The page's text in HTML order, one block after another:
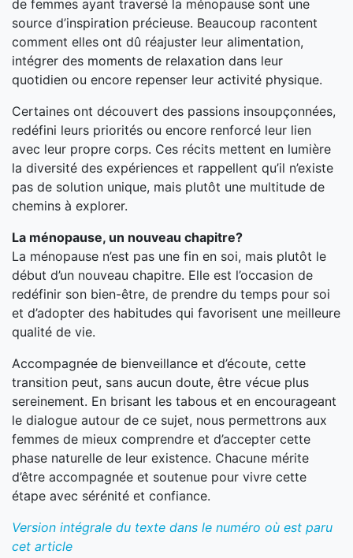
de femmes ayant traversé la ménopause sont une
source d’inspiration précieuse. Beaucoup racontent
comment elles ont dû réajuster leur alimentation,
intégrer des moments de relaxation dans leur
quotidien ou encore repenser leur activité physique.
Certaines ont découvert des passions insoupçonnées,
redéfini leurs priorités ou encore renforcé leur lien
avec leur propre corps. Ces récits mettent en lumière
la diversité des expériences et rappellent qu’il n’existe
pas de solution unique, mais plutôt une multitude de
chemins à explorer.
La ménopause, un nouveau chapitre?
La ménopause n’est pas une fin en soi, mais plutôt le
début d’un nouveau chapitre. Elle est l’occasion de
redéfinir son bien-être, de prendre du temps pour soi
et d’adopter des habitudes qui favorisent une meilleure
qualité de vie.
Accompagnée de bienveillance et d’écoute, cette
transition peut, sans aucun doute, être vécue plus
sereinement. En brisant les tabous et en encourageant
le dialogue autour de ce sujet, nous permettrons aux
femmes de mieux comprendre et d’accepter cette
phase naturelle de leur existence. Chacune mérite
d’être accompagnée et soutenue pour vivre cette
étape avec sérénité et confiance.
Version intégrale du texte dans le numéro où est paru
cet article